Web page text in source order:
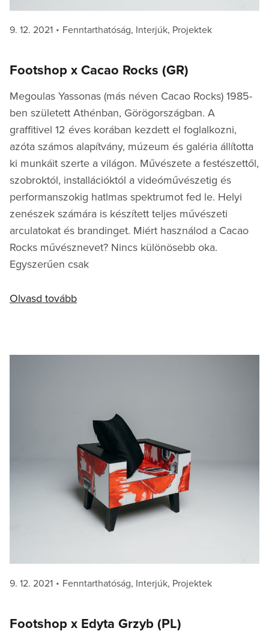
Posted
9. 12. 2021 Categories
Fenntarthatóság, Interjúk, Projektek
Footshop x Cacao Rocks (GR)
Megoulas Yassonas (más néven Cacao Rocks) 1985-
ben született Athénban, Görögországban. A
graffitivel 12 éves korában kezdett el foglalkozni,
azóta számos alapítvány, múzeum és galéria állította
ki munkáit szerte a világon. Művészete a festészettől,
szobroktól, installációktól a videóművészetig és
performanszokig hatlmas spektrumot fed le. Helyi
zenészek számára is készített teljes művészeti
arculatokat és brandinget. Miért használod a Cacao
Rocks művésznevet? Nincs különösebb oka.
Egyszerűen csak
Olvasd tovább
Posted
9. 12. 2021 Categories
Fenntarthatóság, Interjúk, Projektek
Footshop x Edyta Grzyb (PL)